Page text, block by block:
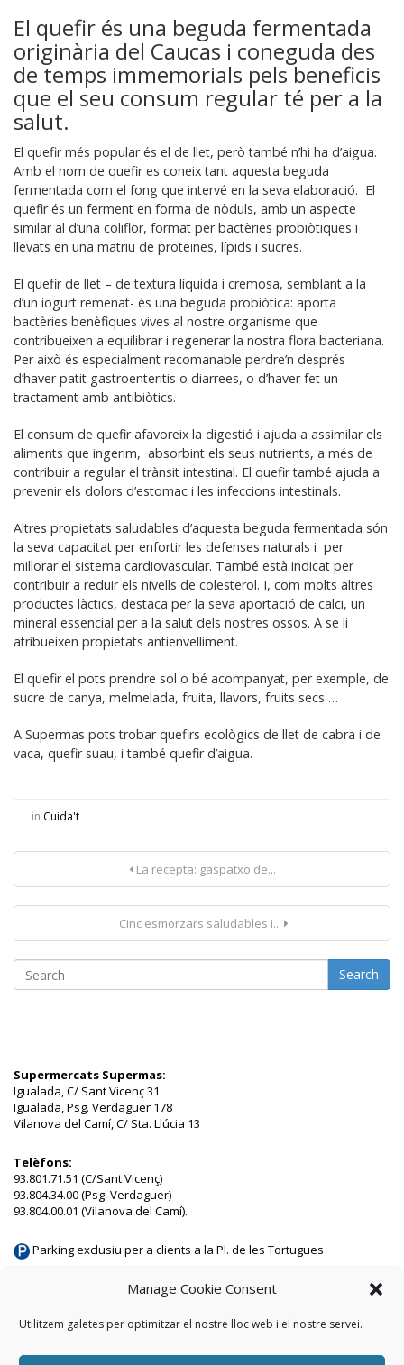
Manage Cookie Consent
Utilitzem galetes per optimitzar el nostre lloc web i el nostre servei.
El quefir és una beguda fermentada
originària del Caucas i coneguda des
de temps immemorials pels beneficis
que el seu consum regular té per a la
salut.
El quefir més popular és el de llet, però també n’hi ha d’aigua.
Amb el nom de quefir es coneix tant aquesta beguda
fermentada com el fong que intervé en la seva elaboració. El
quefir és un ferment en forma de nòduls, amb un aspecte
similar al d’una coliflor, format per bactèries probiòtiques i
llevats en una matriu de proteïnes, lípids i sucres.
El quefir de llet – de textura líquida i cremosa, semblant a la
d’un iogurt remenat- és una beguda probiòtica: aporta
bactèries benèfiques vives al nostre organisme que
contribueixen a equilibrar i regenerar la nostra flora bacteriana.
Per això és especialment recomanable perdre’n després
d’haver patit gastroenteritis o diarrees, o d’haver fet un
tractament amb antibiòtics.
El consum de quefir afavoreix la digestió i ajuda a assimilar els
aliments que ingerim, absorbint els seus nutrients, a més de
contribuir a regular el trànsit intestinal. El quefir també ajuda a
prevenir els dolors d’estomac i les infeccions intestinals.
Altres propietats saludables d’aquesta beguda fermentada són
la seva capacitat per enfortir les defenses naturals i per
millorar el sistema cardiovascular. També està indicat per
contribuir a reduir els nivells de colesterol. I, com molts altres
productes làctics, destaca per la seva aportació de calci, un
mineral essencial per a la salut dels nostres ossos. A se li
atribueixen propietats antienvelliment.
El quefir el pots prendre sol o bé acompanyat, per exemple, de
sucre de canya, melmelada, fruita, llavors, fruits secs …
A Supermas pots trobar quefirs ecològics de llet de cabra i de
vaca, quefir suau, i també quefir d’aigua.
in Cuida't
La recepta: gaspatxo de...
Cinc esmorzars saludables i...
Search
Supermercats Supermas:
Igualada, C/ Sant Vicenç 31
Igualada, Psg. Verdaguer 178
Vilanova del Camí, C/ Sta. Llúcia 13
Telèfons:
93.801.71.51 (C/Sant Vicenç)
93.804.34.00 (Psg. Verdaguer)
93.804.00.01 (Vilanova del Camí).
Parking exclusiu per a clients a la Pl. de les Tortugues
Parking municipal a 50 m a Vilanova del Camí
cookies (EU)